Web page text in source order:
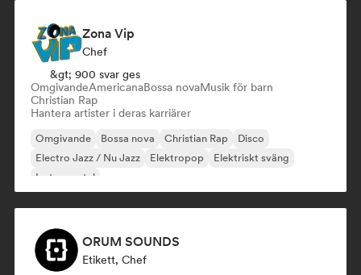
Zona Vip
Chef
&gt; 900 svar ges
OmgivandeAmericanaBossa novaMusik för barn
Christian Rap
Hantera artister i deras karriärer
Omgivande Bossa nova Christian Rap
Disco
Electro Jazz / Nu Jazz
Elektropop
Elektriskt sväng
Instrumental
ORUM SOUNDS
Etikett, Chef